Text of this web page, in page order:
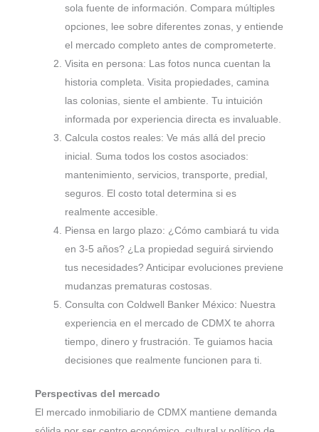
sola fuente de información. Compara múltiples
opciones, lee sobre diferentes zonas, y entiende
el mercado completo antes de comprometerte.
Visita en persona: Las fotos nunca cuentan la
historia completa. Visita propiedades, camina
las colonias, siente el ambiente. Tu intuición
informada por experiencia directa es invaluable.
Calcula costos reales: Ve más allá del precio
inicial. Suma todos los costos asociados:
mantenimiento, servicios, transporte, predial,
seguros. El costo total determina si es
realmente accesible.
Piensa en largo plazo: ¿Cómo cambiará tu vida
en 3-5 años? ¿La propiedad seguirá sirviendo
tus necesidades? Anticipar evoluciones previene
mudanzas prematuras costosas.
Consulta con Coldwell Banker México: Nuestra
experiencia en el mercado de CDMX te ahorra
tiempo, dinero y frustración. Te guiamos hacia
decisiones que realmente funcionen para ti.
Perspectivas del mercado
El mercado inmobiliario de CDMX mantiene demanda